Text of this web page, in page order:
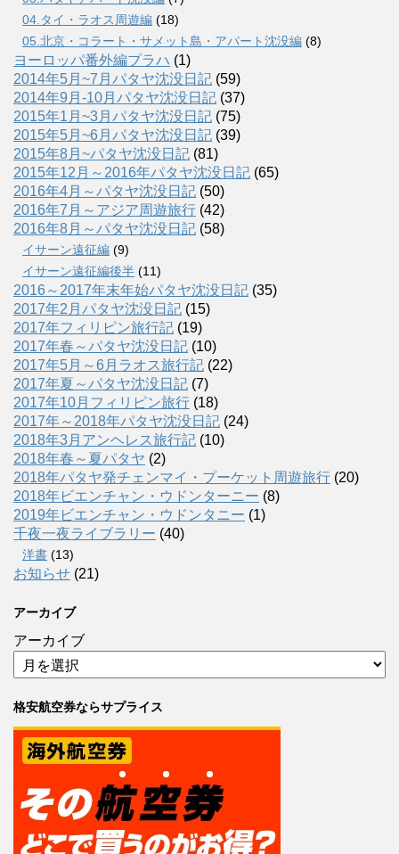
04.タイ・ラオス周遊編 (18)
05.北京・コラート・サメット島・アパート沈没編 (8)
ヨーロッパ番外編プラハ (1)
2014年5月~7月パタヤ沈没日記 (59)
2014年9月-10月パタヤ沈没日記 (37)
2015年1月~3月パタヤ沈没日記 (75)
2015年5月~6月パタヤ沈没日記 (39)
2015年8月~パタヤ沈没日記 (81)
2015年12月～2016年パタヤ沈没日記 (65)
2016年4月～パタヤ沈没日記 (50)
2016年7月～アジア周遊旅行 (42)
2016年8月～パタヤ沈没日記 (58)
イサーン遠征編 (9)
イサーン遠征編後半 (11)
2016～2017年末年始パタヤ沈没日記 (35)
2017年2月パタヤ沈没日記 (15)
2017年フィリピン旅行記 (19)
2017年春～パタヤ沈没日記 (10)
2017年5月～6月ラオス旅行記 (22)
2017年夏～パタヤ沈没日記 (7)
2017年10月フィリピン旅行 (18)
2017年～2018年パタヤ沈没日記 (24)
2018年3月アンヘレス旅行記 (10)
2018年春～夏パタヤ (2)
2018年パタヤ発チェンマイ・プーケット周遊旅行 (20)
2018年ビエンチャン・ウドンターニー (8)
2019年ビエンチャン・ウドンタニー (1)
千夜一夜ライブラリー (40)
洋書 (13)
お知らせ (21)
アーカイブ
アーカイブ
格安航空券ならサプライス